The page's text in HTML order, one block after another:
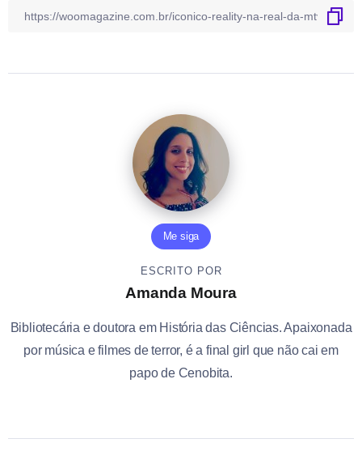
Me siga
ESCRITO POR
Amanda Moura
Bibliotecária e doutora em História das Ciências. Apaixonada
por música e filmes de terror, é a final girl que não cai em
papo de Cenobita.